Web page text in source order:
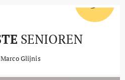
SENIOREN
Glijnis